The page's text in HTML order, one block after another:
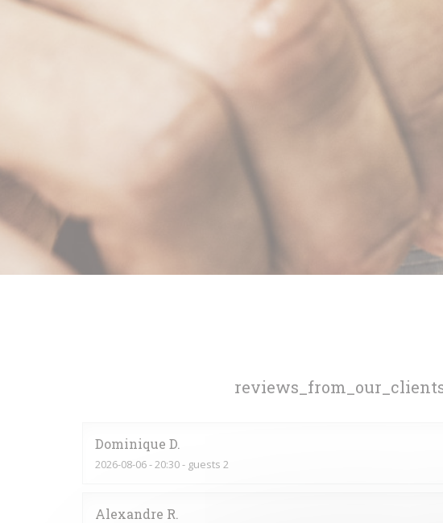
Dominique D
2026-08-06- 20:30 - guests 2
Alexandre R